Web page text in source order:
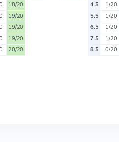
18/20
19/20
19/20
19/20
20/20
4.5
1/20
5.5
1/20
6.5
1/20
7.5
1/20
8.5
0/20